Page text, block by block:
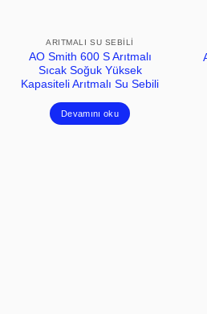
ARITMALI SU SEBILI
AO Smith 600 S Arıtmalı
Sıcak Soğuk Yüksek
Kapasiteli Arıtmalı Su Sebili
Devamını oku